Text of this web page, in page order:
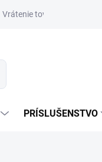
Vrátenie tovaru
PRÍSLUŠENSTVO